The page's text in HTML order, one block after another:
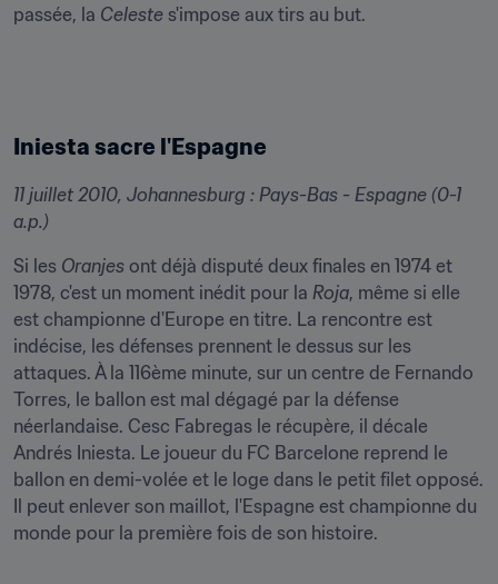
passée, la Celeste s'impose aux tirs au but.
Iniesta sacre l'Espagne
11 juillet 2010, Johannesburg : Pays-Bas - Espagne (0-1
a.p.)
Si les Oranjes ont déjà disputé deux finales en 1974 et
1978, c'est un moment inédit pour la Roja, même si elle
est championne d'Europe en titre. La rencontre est
indécise, les défenses prennent le dessus sur les
attaques. À la 116ème minute, sur un centre de Fernando
Torres, le ballon est mal dégagé par la défense
néerlandaise. Cesc Fabregas le récupère, il décale
Andrés Iniesta. Le joueur du FC Barcelone reprend le
ballon en demi-volée et le loge dans le petit filet opposé.
Il peut enlever son maillot, l'Espagne est championne du
monde pour la première fois de son histoire.